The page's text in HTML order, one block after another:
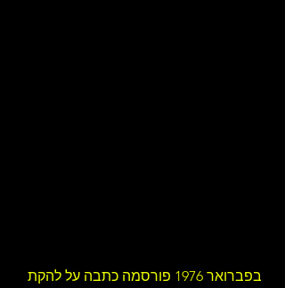
בפברואר 1976 פורסמה כתבה על להקת